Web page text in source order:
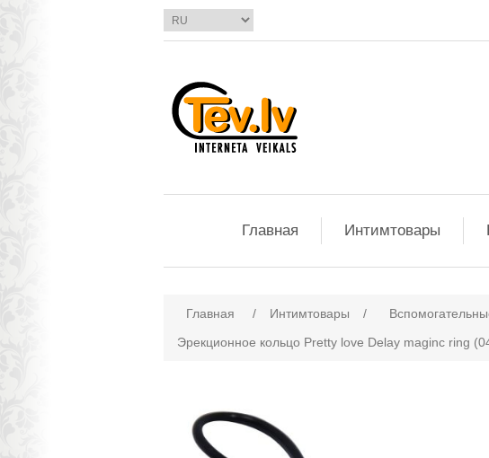
Главная Интимтовары
Главная / Интимтовары /
Эрекционное кольцо Pretty love Delay maginc ring